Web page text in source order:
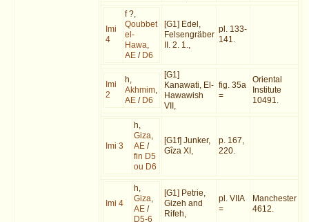
Imi
4
f ?,
Qoubbet
el-
Hawa
AE / D6
[G1] Edel,
Felsengräber
II. 2. 1.,
pl. 133-
141.
Imi
2
h,
Akhmim
AE / D6
[G1]
Kanawati, El-
Hawawish
VII,
fig. 35a
=
Oriental
Institute
10491.
Imi 3
h,
Giza
AE /
fin D5
ou D6
[G1f] Junker,
Gîza XI,
p. 167,
220.
Imi 4
h,
Giza
AE /
D5-6
[G1] Petrie,
Gizeh and
Rifeh,
pl. VIIA
=
Manchester
4612.